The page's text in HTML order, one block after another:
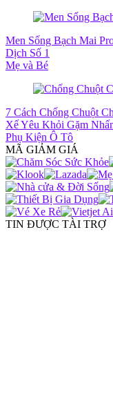
Men Sống Bạch Mai
Dịch Số 1
Mẹ và Bé
7 Cách Chống Chuột
Xế Yêu Khỏi Gặm
Phụ Kiện Ô Tô
MÃ GIẢM GIÁ
TIN ĐƯỢC TÀI TRỢ